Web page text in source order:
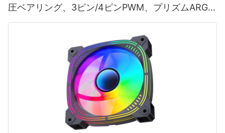
圧ベアリング、3ピン/4ピンPWM、プリズムARGB
ライティング